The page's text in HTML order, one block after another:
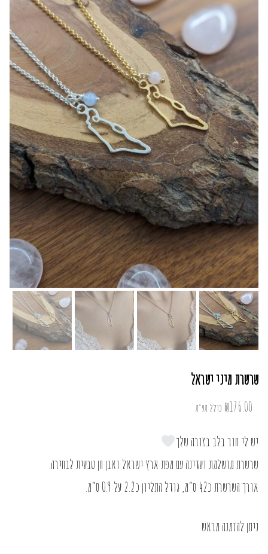
שרשרת מיני ישראל
₪176.00 כולל מע"מ
יש לי חור בלב בצורה שלך
שרשרת מושלמת ועדינה עם מפת ארץ ישראל ואבן חן טבעית לבחירה.
אורך השרשרת כ42 ס”מ, גודל התליון כ2.2 על 0.9 ס”מ.
ניתן להזמנה מראש